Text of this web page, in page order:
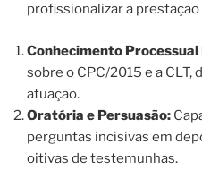
profissionalizar a
Conhecimento
sobre o CPC/2015 e a CLT,
atuação.
Oratória e Persuasão:
perguntas incisivas em
oitivas de testemunhas.